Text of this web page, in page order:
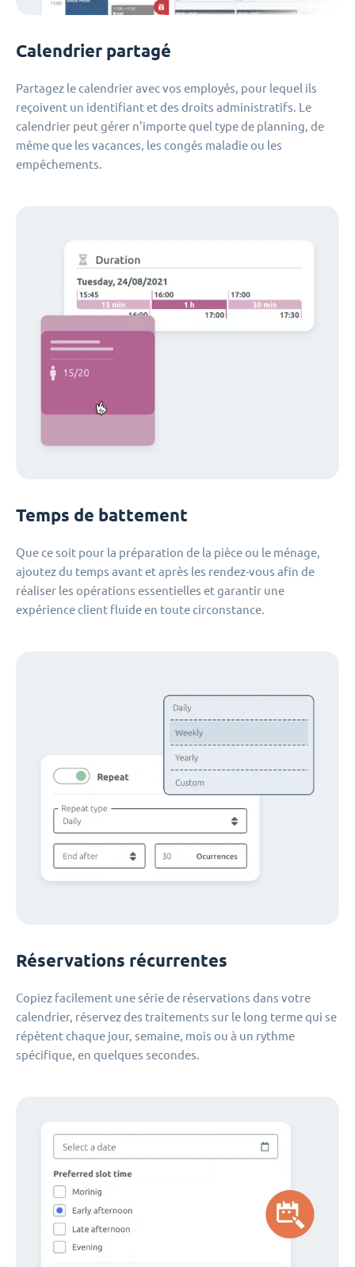
Calendrier partagé
Partagez le calendrier avec vos employés, pour lequel ils
reçoivent un identifiant et des droits administratifs. Le
calendrier peut gérer n'importe quel type de planning, de
même que les vacances, les congés maladie ou les
empêchements.
Temps de battement
Que ce soit pour la préparation de la pièce ou le ménage,
ajoutez du temps avant et après les rendez-vous afin de
réaliser les opérations essentielles et garantir une
expérience client fluide en toute circonstance.
Réservations récurrentes
Copiez facilement une série de réservations dans votre
calendrier, réservez des traitements sur le long terme qui se
répètent chaque jour, semaine, mois ou à un rythme
spécifique, en quelques secondes.